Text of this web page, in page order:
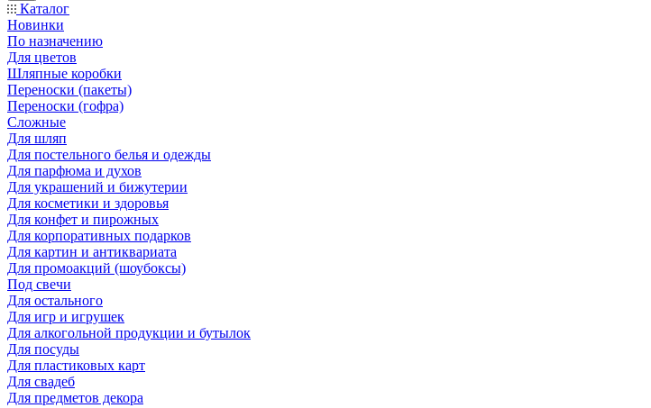
Каталог
Новинки
По назначению
Для цветов
Шляпные коробки
Переноски (пакеты)
Переноски (гофра)
Сложные
Для шляп
Для постельного белья и одежды
Для парфюма и духов
Для украшений и бижутерии
Для косметики и здоровья
Для конфет и пирожных
Для корпоративных подарков
Для картин и антиквариата
Для промоакций (шоубоксы)
Под свечи
Для остального
Для игр и игрушек
Для алкогольной продукции и бутылок
Для посуды
Для пластиковых карт
Для свадеб
Для предметов декора